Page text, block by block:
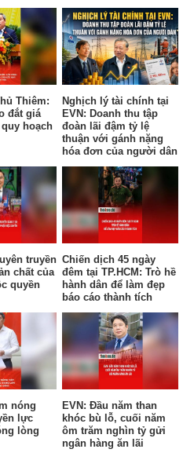
Thiêm:
đắt giá
hoạch
Nghịch lý tài chính tại
EVN: Doanh thu tập
đoàn lãi đậm tỷ lệ
thuận với gánh nặng
hóa đơn của người dân
truyền
chất của
quyền
Chiến dịch 45 ngày
đêm tại TP.HCM: Trò hề
hành dân để làm đẹp
báo cáo thành tích
nóng
lực
lòng
EVN: Đầu năm than
khóc bù lỗ, cuối năm
ôm trăm nghìn tỷ gửi
ngân hàng ăn lãi